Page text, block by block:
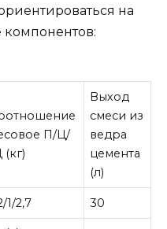
на
П/Ц/
Выход
смеси из
ведра
цемента
(л)
1/2,7 30